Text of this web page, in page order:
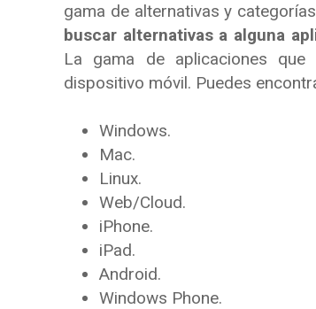
gama de alternativas y
buscar alternativas a alguna
La gama de aplicaciones
dispositivo móvil. Puedes
Windows.
Mac.
Linux.
Web/Cloud.
iPhone.
iPad.
Android.
Windows Phone.